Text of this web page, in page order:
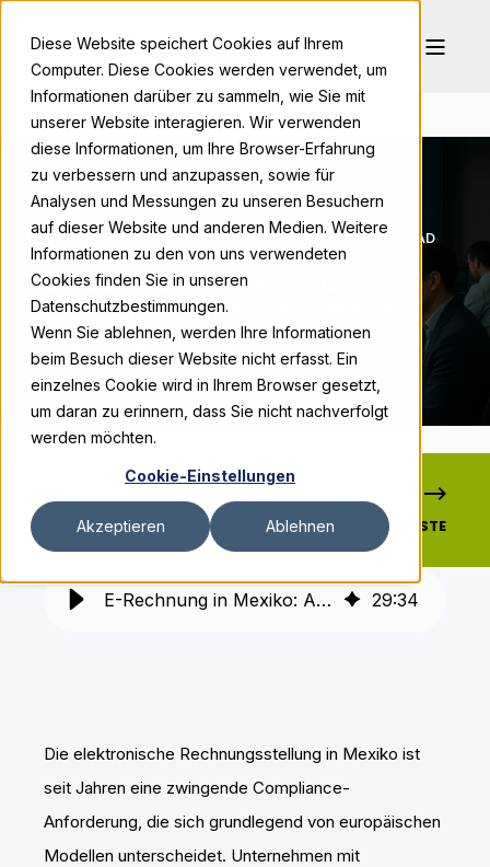
Diese Website speichert Cookies auf Ihrem
Computer. Diese Cookies werden verwendet, um
Informationen darüber zu sammeln, wie Sie mit
unserer Website interagieren. Wir verwenden
diese Informationen, um Ihre Browser-Erfahrung
zu verbessern und anzupassen, sowie für
Analysen und Messungen zu unseren Besuchern
auf dieser Website und anderen Medien. Weitere
Informationen zu den von uns verwendeten
Cookies finden Sie in unseren
Datenschutzbestimmungen.
Wenn Sie ablehnen, werden Ihre Informationen
beim Besuch dieser Website nicht erfasst. Ein
einzelnes Cookie wird in Ihrem Browser gesetzt,
um daran zu erinnern, dass Sie nicht nachverfolgt
werden möchten.
Cookie-Einstellungen
Akzeptieren Ablehnen
BONPAGO JUN 17, 2026, 6:00:01 AM 17 MIN READ
E-RECHNUNG IN MEXIKO:
ANFORDERUNGEN, PROZESSE
UND COMPLIANCE
VORHERIGE NÄCHSTE
E-Rechnung in Mexiko: Anforderungen, Prozesse und Compliance 29:34
Die elektronische Rechnungsstellung in Mexiko ist
seit Jahren eine zwingende Compliance-
Anforderung, die sich grundlegend von europäischen
Modellen unterscheidet. Unternehmen mit